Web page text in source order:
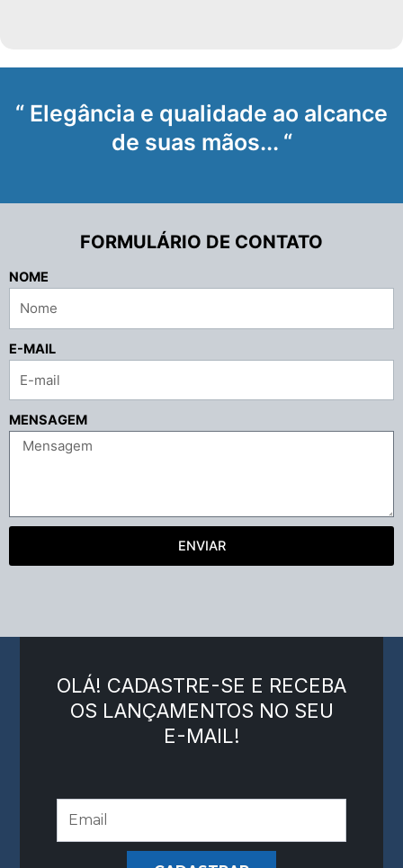
“ Elegância e qualidade ao alcance
de suas mãos... “
FORMULÁRIO DE CONTATO
NOME
E-MAIL
MENSAGEM
ENVIAR
OLÁ! CADASTRE-SE E RECEBA
OS LANÇAMENTOS NO SEU
E-MAIL!